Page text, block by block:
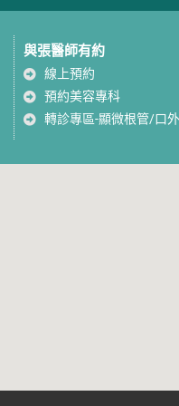
與張醫師有約
線上預約
預約美容專科
轉診專區-顯微根管/口外